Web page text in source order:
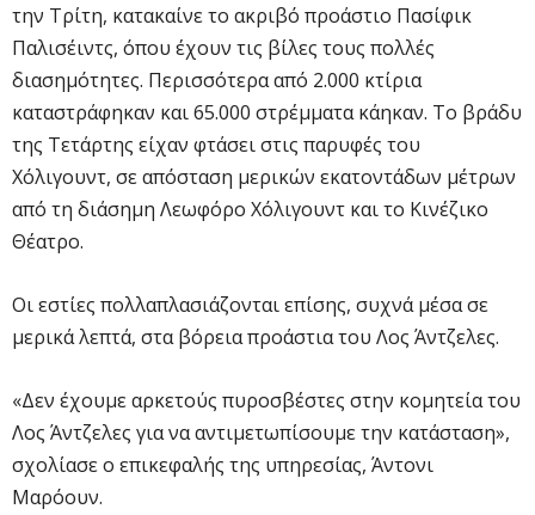
την Τρίτη, κατακαίνε το ακριβό προάστιο Πασίφικ
Παλισέιντς, όπου έχουν τις βίλες τους πολλές
διασημότητες. Περισσότερα από 2.000 κτίρια
καταστράφηκαν και 65.000 στρέμματα κάηκαν. Το βράδυ
της Τετάρτης είχαν φτάσει στις παρυφές του
Χόλιγουντ, σε απόσταση μερικών εκατοντάδων μέτρων
από τη διάσημη Λεωφόρο Χόλιγουντ και το Κινέζικο
Θέατρο.
Οι εστίες πολλαπλασιάζονται επίσης, συχνά μέσα σε
μερικά λεπτά, στα βόρεια προάστια του Λος Άντζελες.
«Δεν έχουμε αρκετούς πυροσβέστες στην κομητεία του
Λος Άντζελες για να αντιμετωπίσουμε την κατάσταση»,
σχολίασε ο επικεφαλής της υπηρεσίας, Άντονι
Μαρόουν.